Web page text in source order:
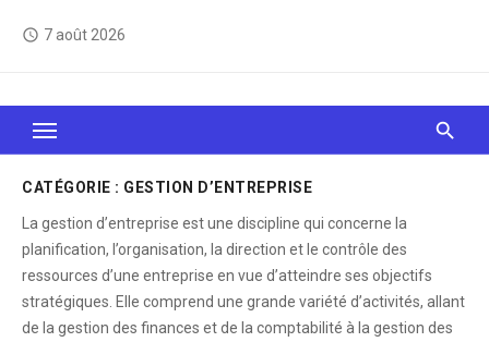
access_time 7 août 2026
Le Web, c'est comme une boîte de chocolats… On
sait jamais sur quoi on va tomber !
CATÉGORIE : GESTION D’ENTREPRISE
La gestion d’entreprise est une discipline qui concerne la
planification, l’organisation, la direction et le contrôle des
ressources d’une entreprise en vue d’atteindre ses objectifs
stratégiques. Elle comprend une grande variété d’activités, allant
de la gestion des finances et de la comptabilité à la gestion des